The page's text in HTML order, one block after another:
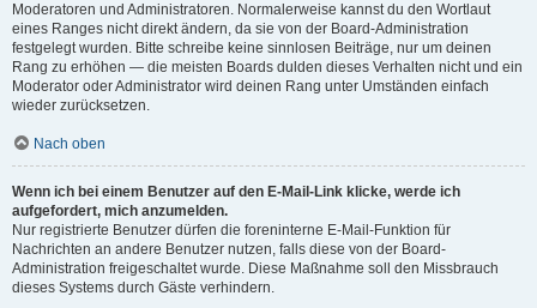
Moderatoren und Administratoren. Normalerweise kannst du den Wortlaut
eines Ranges nicht direkt ändern, da sie von der Board-Administration
festgelegt wurden. Bitte schreibe keine sinnlosen Beiträge, nur um deinen
Rang zu erhöhen — die meisten Boards dulden dieses Verhalten nicht und ein
Moderator oder Administrator wird deinen Rang unter Umständen einfach
wieder zurücksetzen.
Nach oben
Wenn ich bei einem Benutzer auf den E-Mail-Link klicke, werde ich
aufgefordert, mich anzumelden.
Nur registrierte Benutzer dürfen die foreninterne E-Mail-Funktion für
Nachrichten an andere Benutzer nutzen, falls diese von der Board-
Administration freigeschaltet wurde. Diese Maßnahme soll den Missbrauch
dieses Systems durch Gäste verhindern.